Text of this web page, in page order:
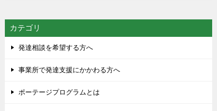
カテゴリ
発達相談を希望する方へ
事業所で発達支援にかかわる方へ
ポーテージプログラムとは